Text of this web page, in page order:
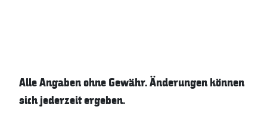
Alle Angaben ohne Gewähr. Änderungen können
sich jederzeit ergeben.